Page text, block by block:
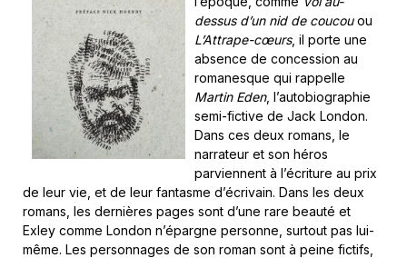
dessus d’un nid de coucouou
L’Attrape-cœurs, il porte une
absence de concession au
romanesque qui rappelle
Martin Eden, l’autobiographie
semi-fictive de Jack London.
Dans ces deux romans, le
narrateur et son héros
parviennent à l’écriture au prix
de leur vie, et de leur fantasme d’écrivain. Dans les deux
romans, les dernières pages sont d’une rare beauté et
Exley comme London n’épargne personne, surtout pas lui-
même. Les personnages de son roman sont à peine fictifs,